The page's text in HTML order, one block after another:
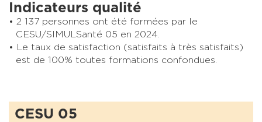
Indicateurs qualité
2 137 personnes ont été formées par le
CESU/SIMULSanté 05 en 2024.
Le taux de satisfaction (satisfaits à très satisfaits)
est de 100% toutes formations confondues.
CESU 05